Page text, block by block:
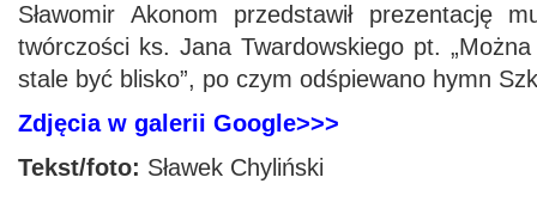
Sławomir Akonom przedstawił prezentację
twórczości ks. Jana Twardowskiego pt.
stale być blisko”, po czym odśpiewano hymn
Zdjęcia w galerii Google>>>
Tekst/foto: Sławek Chyliński